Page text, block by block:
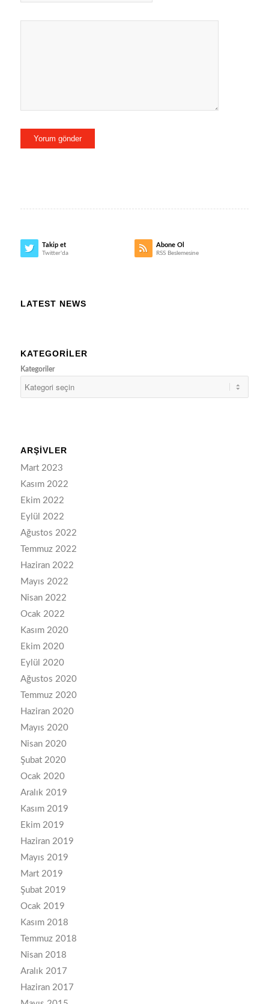
Takip et
Twitter'da
Abone Ol
RSS Beslemesine
LATEST NEWS
KATEGORILER
Kategoriler
ARŞIVLER
Mart 2023
Kasım 2022
Ekim 2022
Eylül 2022
Ağustos 2022
Temmuz 2022
Haziran 2022
Mayıs 2022
Nisan 2022
Ocak 2022
Kasım 2020
Ekim 2020
Eylül 2020
Ağustos 2020
Temmuz 2020
Haziran 2020
Mayıs 2020
Nisan 2020
Şubat 2020
Ocak 2020
Aralık 2019
Kasım 2019
Ekim 2019
Haziran 2019
Mayıs 2019
Mart 2019
Şubat 2019
Ocak 2019
Kasım 2018
Temmuz 2018
Nisan 2018
Aralık 2017
Haziran 2017